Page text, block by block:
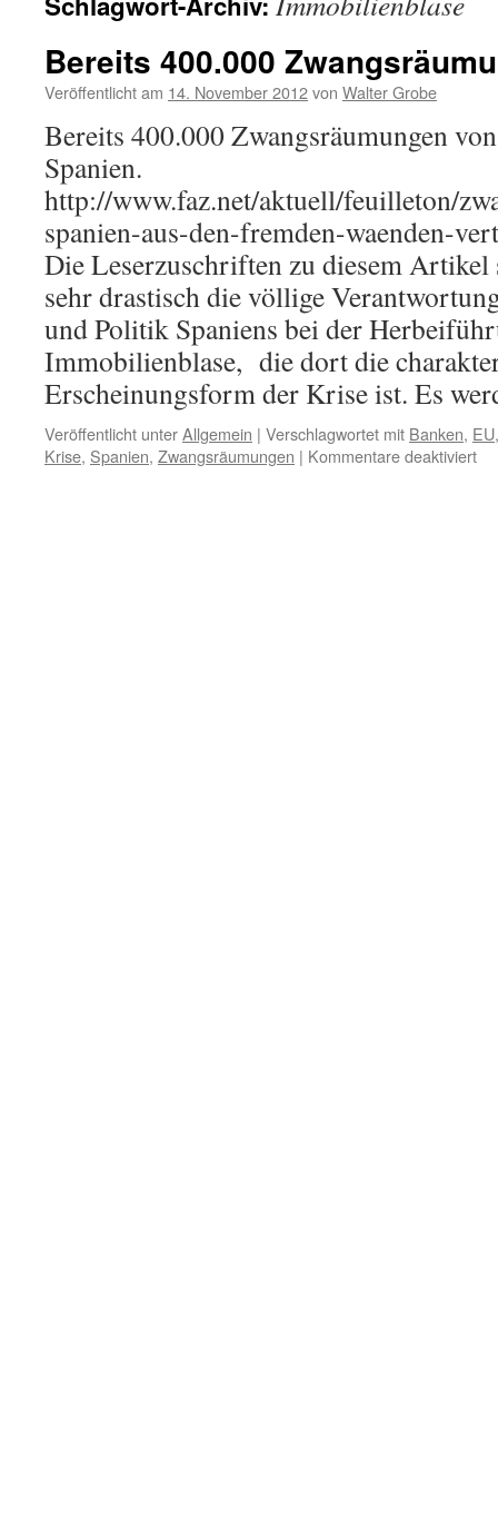
Bereits 400.000
Veröffentlicht am 14. November 2012von Walter Grobe
Bereits 400.000 Zwangsräumungen
Spanien.
http://www.faz.net/aktuell/feuilleton/
spanien-aus-den-fremden-waenden-
Die Leserzuschriften zu diesem
sehr drastisch die völlige
und Politik Spaniens bei der
Immobilienblase, die dort die
Erscheinungsform der Krise ist. Es
Veröffentlicht unterAllgemein | Verschlagwortet mit Banken, EU
Krise, Spanien, Zwangsräumungen | Kommentare deaktiviertfür